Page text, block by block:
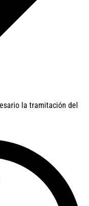
la tramitación del